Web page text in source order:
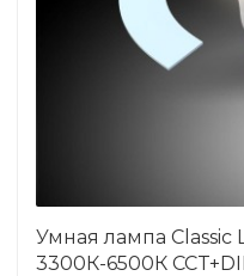
Умная лампа Classic
3300К-6500К